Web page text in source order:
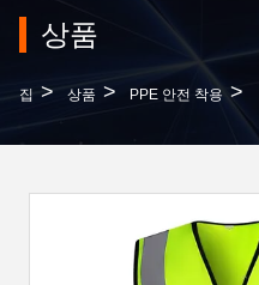
상품
집 > 상품 > PPE 안전 착용 >